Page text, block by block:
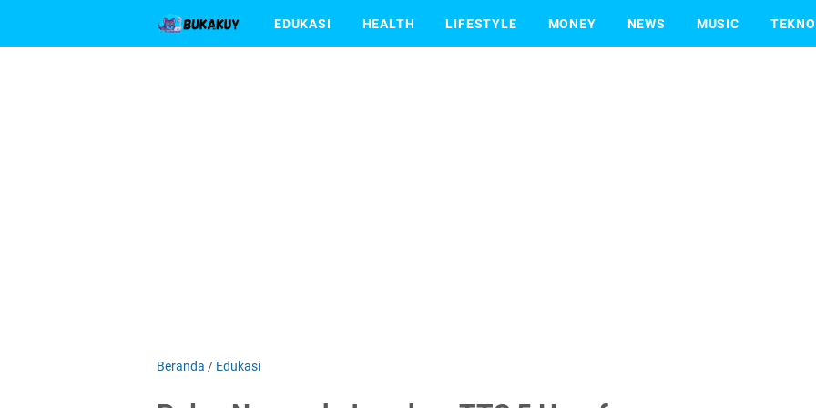
EDUKASI HEALTH LIFESTYLE MONEY NEWS MUSIC TEKNO
Beranda / Edukasi